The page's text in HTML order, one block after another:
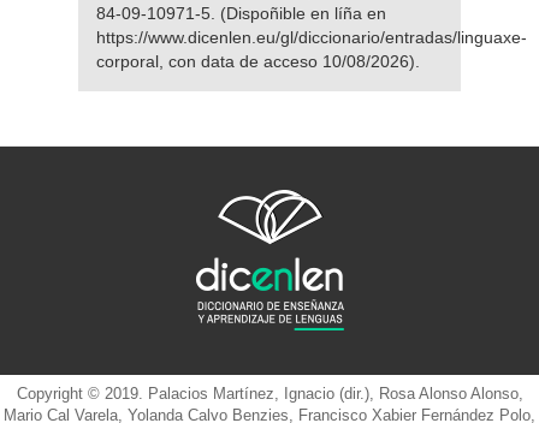
84-09-10971-5. (Dispoñible en líña en
https://www.dicenlen.eu/gl/diccionario/entradas/linguaxe-
corporal, con data de acceso 10/08/2026).
Copyright © 2019. Palacios Martínez, Ignacio (dir.), Rosa Alonso Alonso,
Mario Cal Varela, Yolanda Calvo Benzies, Francisco Xabier Fernández Polo,